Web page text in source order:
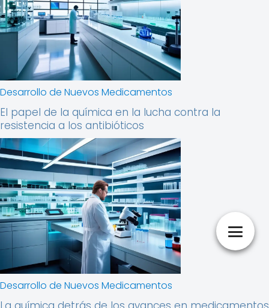
Desarrollo de Nuevos Medicamentos
El papel de la química en la lucha contra la
resistencia a los antibióticos
Desarrollo de Nuevos Medicamentos